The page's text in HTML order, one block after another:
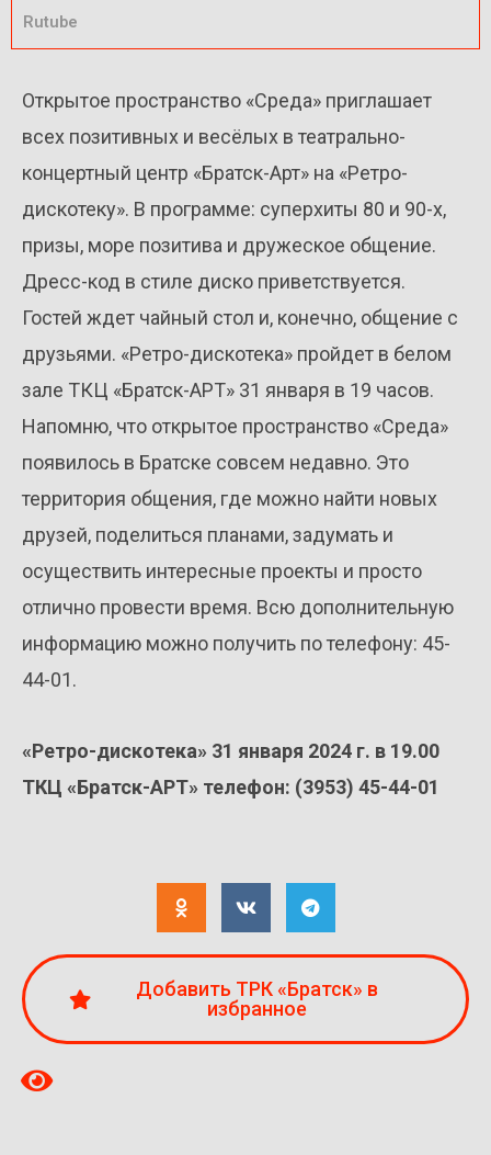
Rutube
Открытое пространство «Среда» приглашает
всех позитивных и весёлых в театрально-
концертный центр «Братск-Арт» на «Ретро-
дискотеку». В программе: суперхиты 80 и 90-х,
призы, море позитива и дружеское общение.
Дресс-код в стиле диско приветствуется.
Гостей ждет чайный стол и, конечно, общение с
друзьями. «Ретро-дискотека» пройдет в белом
зале ТКЦ «Братск-АРТ» 31 января в 19 часов.
Напомню, что открытое пространство «Среда»
появилось в Братске совсем недавно. Это
территория общения, где можно найти новых
друзей, поделиться планами, задумать и
осуществить интересные проекты и просто
отлично провести время. Всю дополнительную
информацию можно получить по телефону: 45-
44-01.
«Ретро-дискотека» 31 января 2024 г. в 19.00
ТКЦ «Братск-АРТ» телефон: (3953) 45-44-01
Добавить ТРК «Братск» в
избранное